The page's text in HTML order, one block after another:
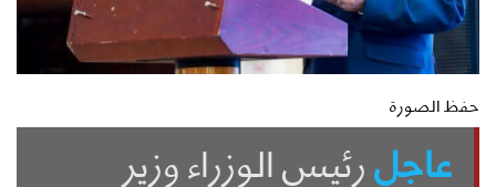
حفظ الصورة
عاجلرئيس الوزراء وزير